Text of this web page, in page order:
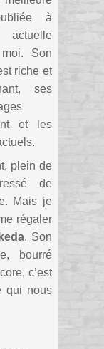
à
actuelle
moi. Son
riche et
ses
et les
plein de
de
Mais je
régaler
. Son
bourré
c’est
qui nous